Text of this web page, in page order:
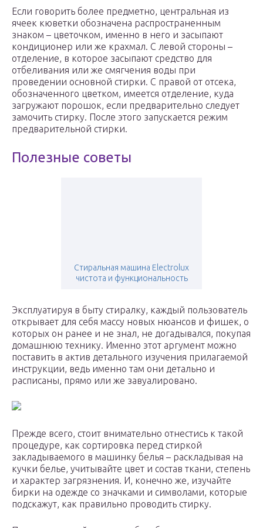
Если говорить более предметно, центральная из
ячеек кюветки обозначена распространенным
знаком – цветочком, именно в него и засыпают
кондиционер или же крахмал. С левой стороны –
отделение, в которое засыпают средство для
отбеливания или же смягчения воды при
проведении основной стирки. С правой от отсека,
обозначенного цветком, имеется отделение, куда
загружают порошок, если предварительно следует
замочить стирку. После этого запускается режим
предварительной стирки.
Полезные советы
Стиральная машина Electrolux
чистота и функциональность
Эксплуатируя в быту стиралку, каждый пользователь
открывает для себя массу новых нюансов и фишек, о
которых он ранее и не знал, не догадывался, покупая
домашнюю технику. Именно этот аргумент можно
поставить в актив детального изучения прилагаемой
инструкции, ведь именно там они детально и
расписаны, прямо или же завуалировано.
Прежде всего, стоит внимательно отнестись к такой
процедуре, как сортировка перед стиркой
закладываемого в машинку белья – раскладывая на
кучки белье, учитывайте цвет и состав ткани, степень
и характер загрязнения. И, конечно же, изучайте
бирки на одежде со значками и символами, которые
подскажут, как правильно проводить стирку.